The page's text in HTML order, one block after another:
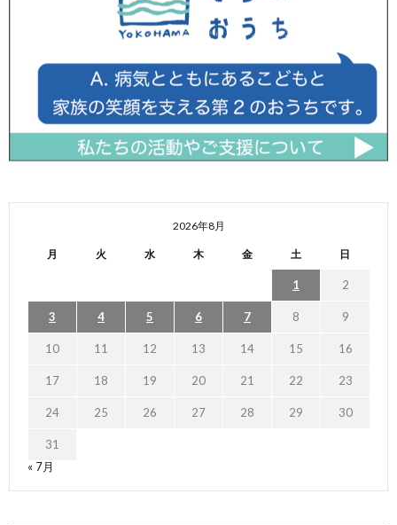
2026年8月
月 火 水 木 金 土 日
1 2
3 4 5 6 7 8 9
10 11 12 13 14 15 16
17 18 19 20 21 22 23
24 25 26 27 28 29 30
31
« 7月